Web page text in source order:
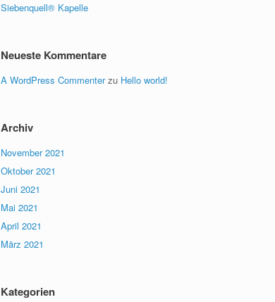
Siebenquell® Kapelle
Neueste Kommentare
A WordPress Commenterzu Hello world!
Archiv
November 2021
Oktober 2021
Juni 2021
Mai 2021
April 2021
März 2021
Kategorien